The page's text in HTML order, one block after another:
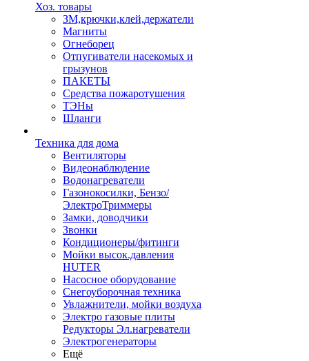
Хоз. товары
ЗМ,крючки,клей,держатели
Магниты
Огнеборец
Отпугиватели насекомых и
грызунов
ПАКЕТЫ
Средства пожаротушения
ТЭНы
Шланги
Техника для дома
Вентиляторы
Видеонаблюдение
Водонагреватели
Газонокосилки, Бензо/
ЭлектроТриммеры
Замки, доводчики
Звонки
Кондиционеры/фитинги
Мойки высок.давления
HUTER
Насосное оборудование
Снегоуборочная техника
Увлажнители, мойки воздуха
Электро газовые плиты
Редукторы Эл.нагреватели
Электрогенераторы
Ещё